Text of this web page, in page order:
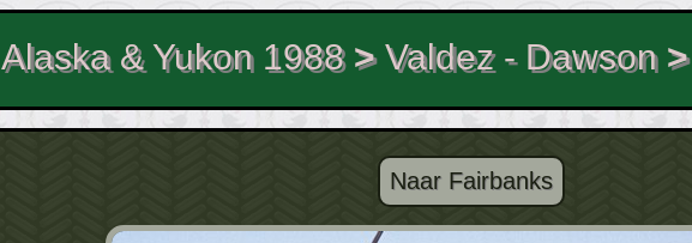
Alaska & Yukon 1988>Valdez - Dawson>
Naar Fairbanks